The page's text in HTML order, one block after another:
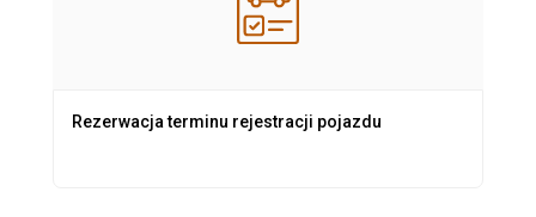
Rezerwacja terminu rejestracji pojazdu